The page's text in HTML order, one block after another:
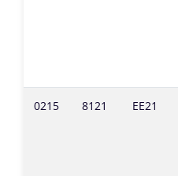
0215 8121 EE21